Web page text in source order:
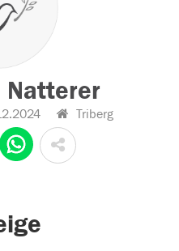
Natterer
Triberg